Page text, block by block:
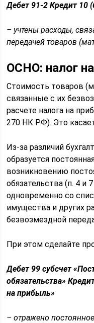
Дебет 91-2 Кредит 10
– учтены расходы,
передачей товаров
ОСНО: налог
Стоимость товаров
связанные с их
расчете налога на
270 НК РФ). Это
Из-за различий
образуется
возникновению
обязательства (п. 4 и
одновременно со
имущества и других
безвозмездной
При этом сделайте
Дебет 99 субсчет
обязательства»
на прибыль»
– отражено